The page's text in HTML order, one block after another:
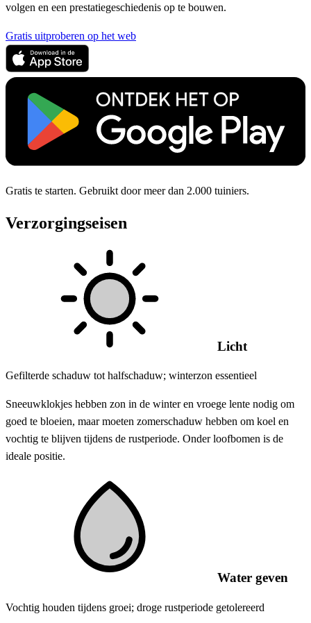
volgen en een prestatiegeschiedenis op te bouwen.
Gratis uitproberen op het web
Gratis te starten. Gebruikt door meer dan 2.000 tuiniers.
Verzorgingseisen
Licht
Gefilterde schaduw tot halfschaduw; winterzon essentieel
Sneeuwklokjes hebben zon in de winter en vroege lente nodig om
goed te bloeien, maar moeten zomerschaduw hebben om koel en
vochtig te blijven tijdens de rustperiode. Onder loofbomen is de
ideale positie.
Water geven
Vochtig houden tijdens groei; droge rustperiode getolereerd